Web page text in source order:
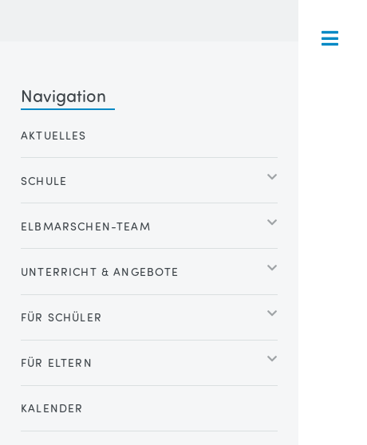
Navigation
AKTUELLES
SCHULE
ELBMARSCHEN-TEAM
UNTERRICHT & ANGEBOTE
FÜR SCHÜLER
FÜR ELTERN
KALENDER